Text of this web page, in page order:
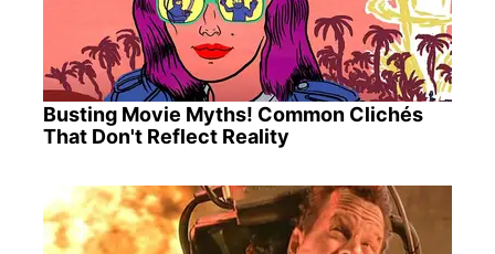
Busting Movie Myths! Common Clichés
That Don't Reflect Reality